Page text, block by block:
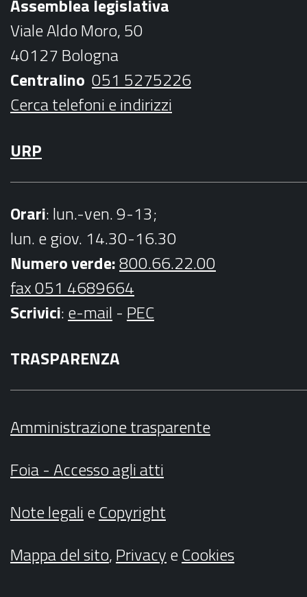
k
a
m
b
e
Assemblea legislativa
Viale Aldo Moro, 50
40127 Bologna
Centralino 051 5275226
Cerca telefoni e indirizzi
URP
Orari: lun.-ven. 9-13;
lun. e giov. 14.30-16.30
Numero verde:800.66.22.00
fax 051 4689664
Scrivici:e-mail - PEC
TRASPARENZA
Amministrazione trasparente
Foia - Accesso agli atti
Note legalieCopyright
Mappa del sito,PrivacyeCookies